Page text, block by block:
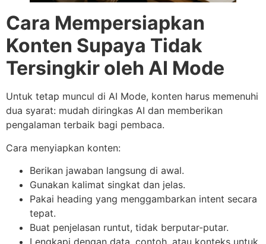
Cara Mempersiapkan
Konten Supaya Tidak
Tersingkir oleh AI Mode
Untuk tetap muncul di AI Mode, konten harus memenuhi
dua syarat: mudah diringkas AI dan memberikan
pengalaman terbaik bagi pembaca.
Cara menyiapkan konten:
Berikan jawaban langsung di awal.
Gunakan kalimat singkat dan jelas.
Pakai heading yang menggambarkan intent secara
tepat.
Buat penjelasan runtut, tidak berputar-putar.